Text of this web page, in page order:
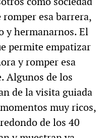
romper esa barrera,
y hermanarnos. El
permite empatizar
y romper esa
Algunos de los
de la visita guiada
muy ricos,
de los 40